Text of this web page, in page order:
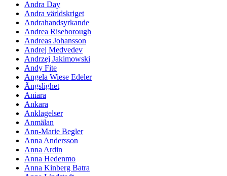
Andra Day
Andra världskriget
Andrahandsyrkande
Andrea Riseborough
Andreas Johansson
Andrej Medvedev
Andrzej Jakimowski
Andy Fite
Angela Wiese Edeler
Ängslighet
Aniara
Ankara
Anklagelser
Anmälan
Ann-Marie Begler
Anna Andersson
Anna Ardin
Anna Hedenmo
Anna Kinberg Batra